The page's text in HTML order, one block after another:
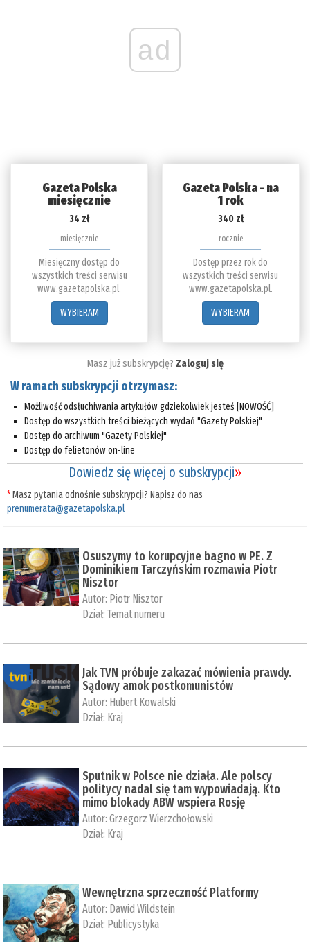
ad
Gazeta Polska
miesięcznie
34 zł
miesięcznie
Miesięczny dostęp do
wszystkich treści serwisu
www.gazetapolska.pl.
WYBIERAM
Gazeta Polska - na
1 rok
340 zł
rocznie
Dostęp przez rok do
wszystkich treści serwisu
www.gazetapolska.pl.
WYBIERAM
Masz już subskrypcję? Zaloguj się
W ramach subskrypcji otrzymasz:
Możliwość odsłuchiwania artykułów gdziekolwiek jesteś [NOWOŚĆ]
Dostęp do wszystkich treści bieżących wydań "Gazety Polskiej"
Dostęp do archiwum "Gazety Polskiej"
Dostęp do felietonów on-line
Dowiedz się więcej o subskrypcji»
*Masz pytania odnośnie subskrypcji? Napisz do nas
prenumerata@gazetapolska.pl
Osuszymy to korupcyjne bagno w PE. Z
Dominikiem Tarczyńskim rozmawia Piotr
Nisztor
Autor: Piotr Nisztor
Dział:Temat numeru
Jak TVN próbuje zakazać mówienia prawdy.
Sądowy amok postkomunistów
Autor: Hubert Kowalski
Dział: Kraj
Sputnik w Polsce nie działa. Ale polscy
politycy nadal się tam wypowiadają. Kto
mimo blokady ABW wspiera Rosję
Autor:Grzegorz Wierzchołowski
Dział: Kraj
Wewnętrzna sprzeczność Platformy
Autor: Dawid Wildstein
Dział: Publicystyka